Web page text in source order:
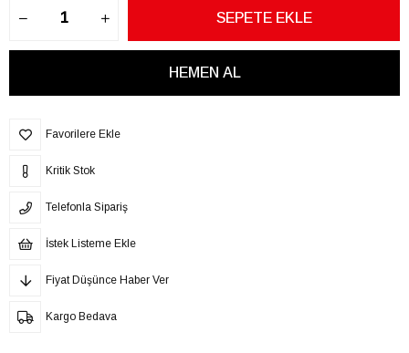
Favorilere Ekle
Kritik Stok
Telefonla Sipariş
İstek Listeme Ekle
Fiyat Düşünce Haber Ver
Kargo Bedava